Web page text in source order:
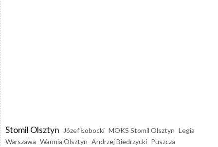
Stomil Olsztyn Józef Łobocki MOKS Stomil Olsztyn Legia
Warszawa Warmia Olsztyn Andrzej Biedrzycki Puszcza